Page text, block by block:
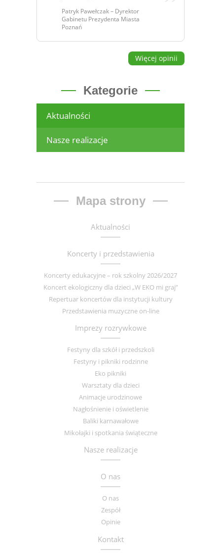
Patryk Pawełczak – Dyrektor
Gabinetu Prezydenta Miasta
Poznań
Więcej opinii
Kategorie
Aktualności
Nasze realizacje
Mapa strony
Aktualności
Koncerty i przedstawienia
Koncerty edukacyjne – rok szkolny 2026/2027
Koncert ekologiczny dla dzieci „W EKO mi graj”
Repertuar koncertów dla instytucji kultury
Przedstawienia muzyczne on-line
Imprezy rozrywkowe
Festyny dla szkół i przedszkoli
Festyny i pikniki rodzinne
Eko pikniki
Warsztaty dla dzieci
Animacje urodzinowe
Nagłośnienie i oświetlenie
Baliki karnawałowe
Mikołajki i spotkania świąteczne
Nasze realizacje
O nas
O nas
Zespół
Opinie
Kontakt